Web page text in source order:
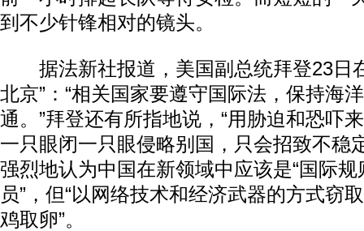
到不少针锋相对的镜头。
据法新社报道，美国副总统拜登23日
北京”：“相关国家要遵守国际法，保持海
通。”拜登还有所指地说，“用胁迫和恐吓
一只眼闭一只眼侵略别国，只会招致不稳
强烈地认为中国在新领域中应该是“国际
员”，但“以网络技术和经济武器的方式窃
鸡取卵”。